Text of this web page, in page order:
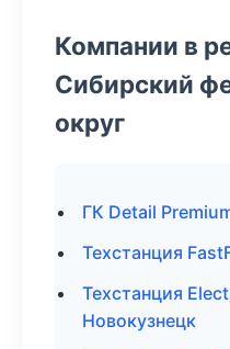
Компании в
Сибирский
округ
ГК Detail
Техстанция
Техстанция
Новокузнецк